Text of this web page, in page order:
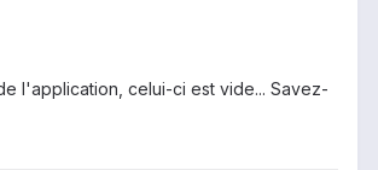
l'application, celui-ci est vide... Savez-